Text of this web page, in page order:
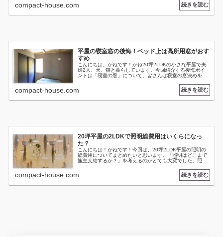
compact-house.com
平屋の寝室窓の後悔！ベッド上は高所用窓がおす
すめ
こんにちは、がねです！がね20坪2LDKの小さな平屋で夫
婦2人、犬、猫と暮らしています。今回紹介する後悔ポイ
ントは「寝室の窓」について。皆さんは寝室の窓決めをす
compact-house.com
20坪平屋の2LDKで照明総費用はいくらになっ
た？
こんにちは！がねです！今回は、20坪2LDK平屋の照明の
総費用についてまとめたいと思います。「照明はどこまで
施主支給するか？」を考えるのがとても大変でした。照明
compact-house.com